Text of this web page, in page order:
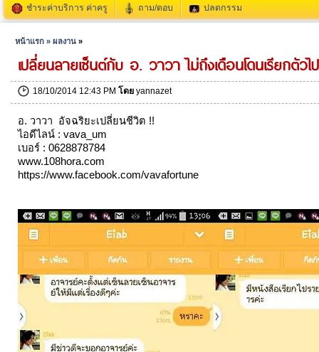
ชำระค่าบริการ ค่าครู ถาม/ตอบ ปลดกรรม
หน้าแรก »ผลงาน »
เปลี่ยนลายเซ็นต์กับ อ. วาวา ไม่ถึงเดือนโดนเรียกตัวไป
18/10/2014 12:43 PM โดย yannazet
อ. วาวา อัจฉริยะเปลี่ยนชีวิต !!
ไอดีไลน์ : vava_um
เบอร์ : 0628878784
www.108hora.com
https://www.facebook.com/vavafortune